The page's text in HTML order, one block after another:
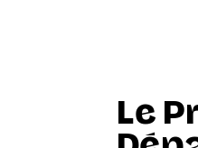
Le